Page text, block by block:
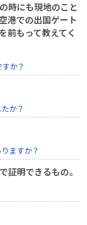
時にも現地のこと
港での出国ゲート
前もって教えてく
か？
か？
ますか？
証明できるもの。